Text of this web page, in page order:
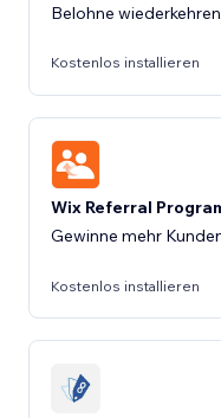
Belohne
Kostenlos installieren
Wix Referral
Gewinne mehr
Kostenlos installieren